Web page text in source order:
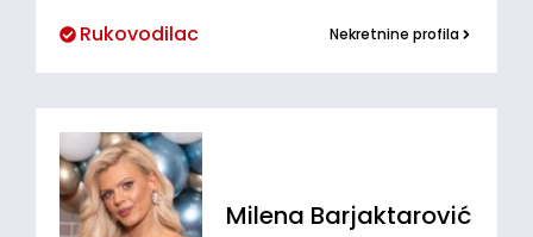
Rukovodilac Nekretnine profila
Milena Barjaktarović